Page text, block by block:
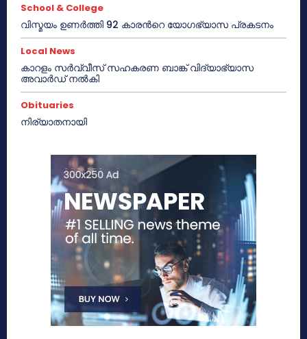
School & College
വിസ്മയം ഉണർത്തി 92 കാരൻറെ യോഗഭ്യാസ പ്രകടനം
Local News
കാറളം സർവ്വീസ് സഹകരണ ബാങ്ക് വിദ്യാഭ്യാസ
അവാർഡ് നൽകി
Obituaries
നിര്യാതനായി